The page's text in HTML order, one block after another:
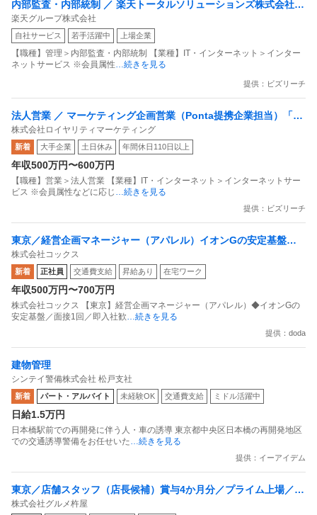
内部監査・内部統制 ／ 楽天トータルソリューションズ株式会社
戦略事業コンプライアンス支援部 業務統制支援課：ショップコン
プライアンス推進担当（SBCSD）
楽天グループ株式会社
自社サービス 若手活躍中 上場企業
【職種】管理＞内部監査・内部統制 【業種】IT・インターネット＞インター
ネットサービス ※会員属性 …続きを見る
提供：ビズリーチ
法人営業 ／ マーケティング企画営業（Ponta提携企業担当）「国
内最大級の共通ポイントサービスを展開／無駄のない消費社会を
目指すデータマーケティングカンパニー」
株式会社ロイヤリティマーケティング
新着 大手企業 土日休み 年間休日110日以上
年収500万円〜600万円
【職種】営業＞法人営業 【業種】IT・インターネット＞インターネットサー
ビス ※会員属性などに応じ
…続きを見る
提供：ビズリーチ
東京／経営企画マネージャー（アパレル）イオンGの安定基盤／
面接1回／即入社歓迎
株式会社コックス
新着 正社員 交通費支給 昇給あり 在宅ワーク
年収500万円〜700万円
株式会社コックス 【東京】経営企画マネージャー（アパレル）◆イオンGの
安定基盤／面接1回／即入社歓 …続きを見る
提供：doda
建物管理
シンテイ警備株式会社 松戸支社
新着 パート・アルバイト 未経験OK 交通費支給 ミドル活躍中
日給1.5万円
日本橋駅前での再開発に伴う人・車の誘導 東京都中央区日本橋の再開発地区
での交通誘導警備をお任せいた …続きを見る
提供：イーアイデム
東京／店舗スタッフ（店長候補）賞与4か月分／プライム上場／残
業月15H以下／新店オープン多数
株式会社グルメ杵屋